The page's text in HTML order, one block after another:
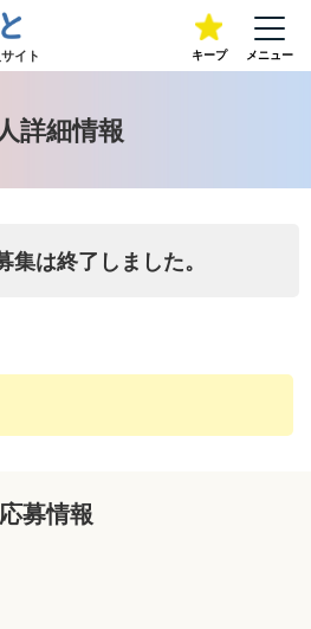
イト キープ メニュー
詳細情報
集は終了しました。
応募情報